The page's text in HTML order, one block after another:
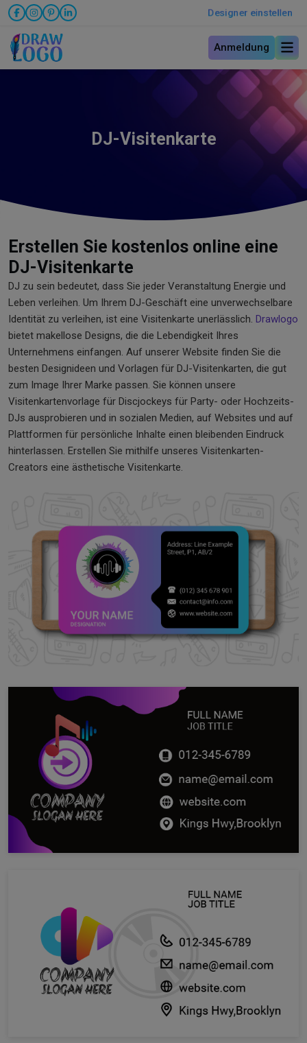
Designer einstellen
Anmeldung
DJ-Visitenkarte
Erstellen Sie kostenlos online eine
DJ-Visitenkarte
DJ zu sein bedeutet, dass Sie jeder Veranstaltung Energie und
Leben verleihen. Um Ihrem DJ-Geschäft eine unverwechselbare
Identität zu verleihen, ist eine Visitenkarte unerlässlich. Drawlogo
bietet makellose Designs, die die Lebendigkeit Ihres
Unternehmens einfangen. Auf unserer Website finden Sie die
besten Designideen und Vorlagen für DJ-Visitenkarten, die gut
zum Image Ihrer Marke passen. Sie können unsere
Visitenkartenvorlage für Discjockeys für Party- oder Hochzeits-
DJs ausprobieren und in sozialen Medien, auf Websites und auf
Plattformen für persönliche Inhalte einen bleibenden Eindruck
hinterlassen. Erstellen Sie mithilfe unseres Visitenkarten-
Creators eine ästhetische Visitenkarte.